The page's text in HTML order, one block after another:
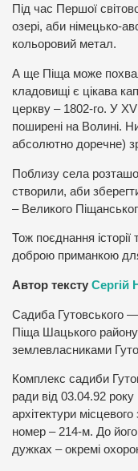
Під час Першої
озері, аби німецько-
кольоровий метал.
А ще Піща може
кладовищі є цікава
церкву – 1802-го. У
поширені на Волині.
абсолютно доречне)
Поблизу села
створили, аби
– Великого
Тож поєднання
доброю приманкою
Автор тексту Сергій
Садиба Гутовського
Піща Шацького
землевласниками
Комплекс садиби
ради від 03.04.92
архітектури
номер – 214-м. До його
дужках – окремі